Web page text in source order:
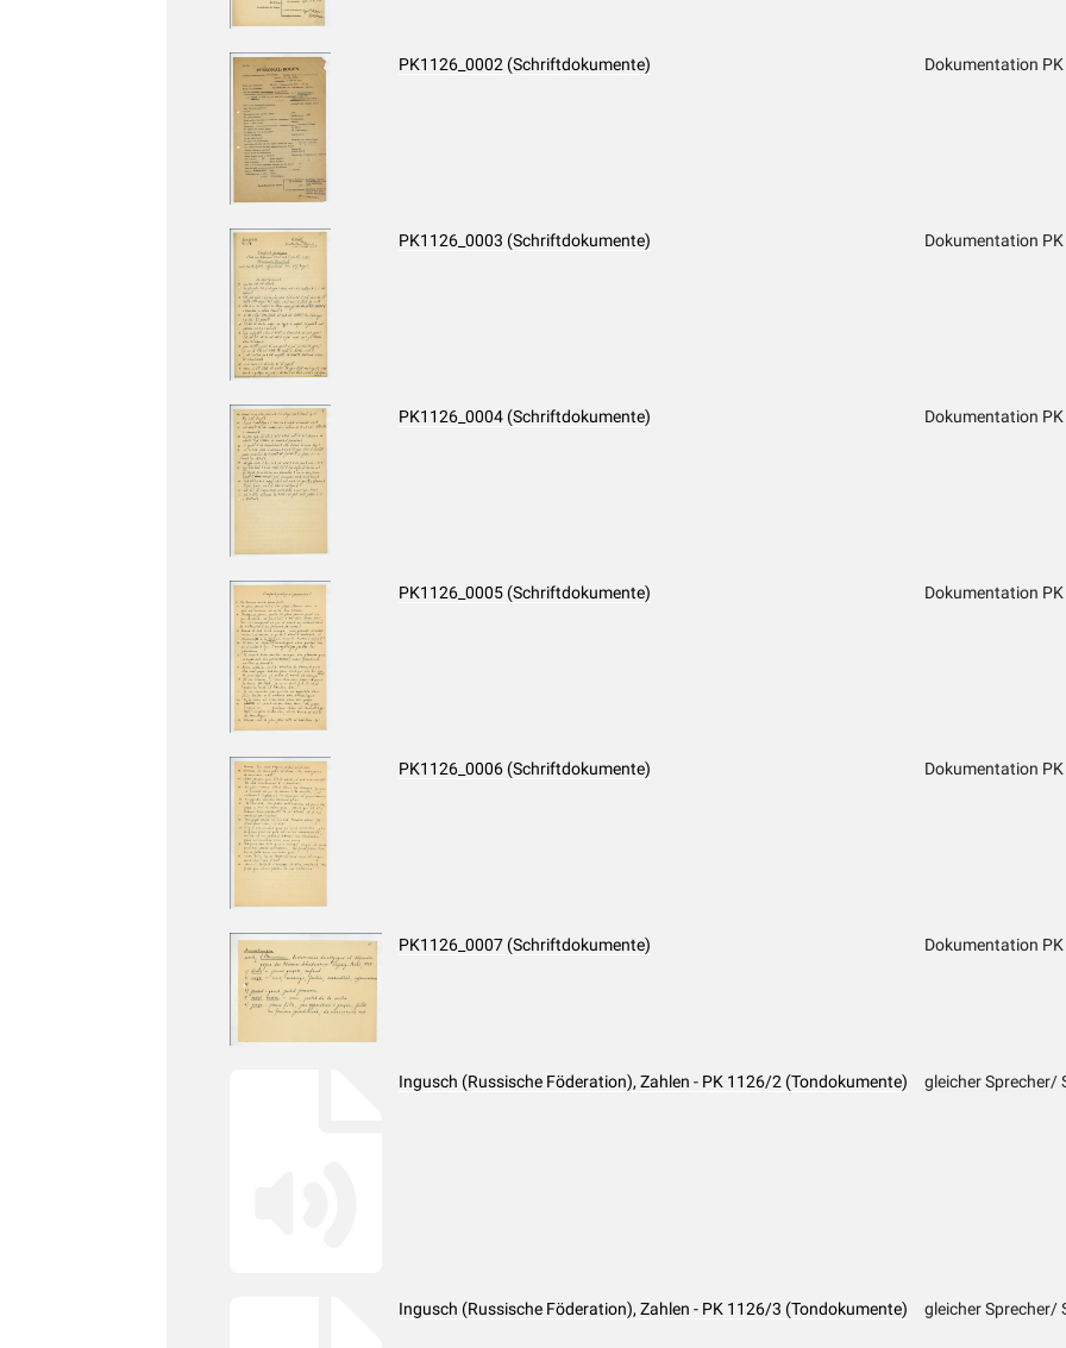
PK1126_0002 (Schriftdokumente) Dokumentation PK
PK1126_0003 (Schriftdokumente) Dokumentation PK
PK1126_0004 (Schriftdokumente) Dokumentation PK
PK1126_0005 (Schriftdokumente) Dokumentation PK
PK1126_0006 (Schriftdokumente) Dokumentation PK
PK1126_0007 (Schriftdokumente) Dokumentation PK
Ingusch (Russische Föderation), Zahlen - PK 1126/2 (Tondokumente) gleicher Sprecher/
Ingusch (Russische Föderation), Zahlen - PK 1126/3 (Tondokumente) gleicher Sprecher/